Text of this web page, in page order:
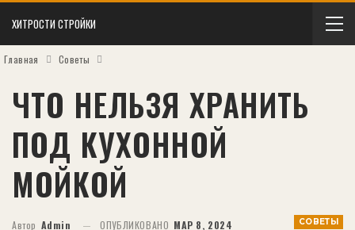
ХИТРОСТИ СТРОЙКИ
Главная Советы
ЧТО НЕЛЬЗЯ ХРАНИТЬ
ПОД КУХОННОЙ
МОЙКОЙ
СОВЕТЫ
Автор Admin ОПУБЛИКОВАНО МАР 8, 2024